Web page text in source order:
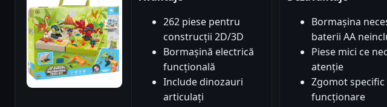
262 piese pentru
construcții 2D/3D
Bormașină electrică
funcțională
Include dinozauri
articulați
Bormașina
baterii AA
Piese mici ce
atenție
Zgomot specific
funcționare